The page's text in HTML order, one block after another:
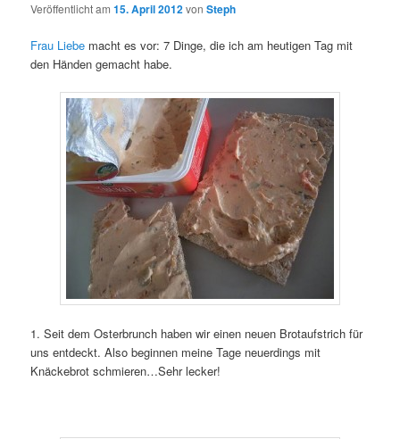
Veröffentlicht am15. April 2012vonSteph
Frau Liebe macht es vor: 7 Dinge, die ich am heutigen Tag mit
den Händen gemacht habe.
1. Seit dem Osterbrunch haben wir einen neuen Brotaufstrich für
uns entdeckt. Also beginnen meine Tage neuerdings mit
Knäckebrot schmieren…Sehr lecker!